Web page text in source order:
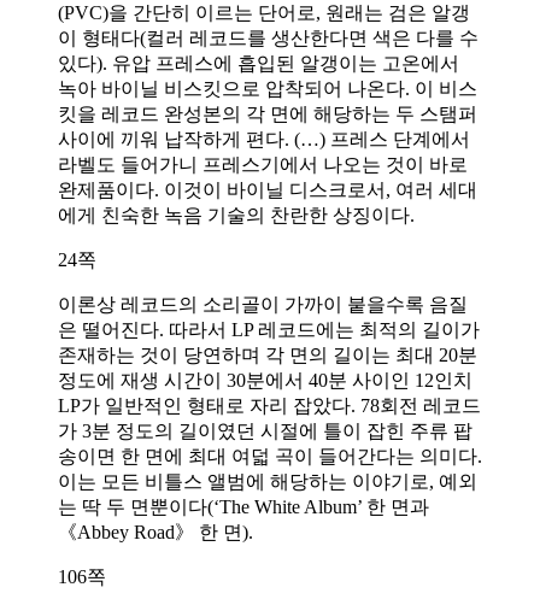
(PVC)을 간단히 이르는 단어로, 원래는 검은 알갱
이 형태다(컬러 레코드를 생산한다면 색은 다를 수
있다). 유압 프레스에 흡입된 알갱이는 고온에서
녹아 바이닐 비스킷으로 압착되어 나온다. 이 비스
킷을 레코드 완성본의 각 면에 해당하는 두 스탬퍼
사이에 끼워 납작하게 편다. (…) 프레스 단계에서
라벨도 들어가니 프레스기에서 나오는 것이 바로
완제품이다. 이것이 바이닐 디스크로서, 여러 세대
에게 친숙한 녹음 기술의 찬란한 상징이다.
24쪽
이론상 레코드의 소리골이 가까이 붙을수록 음질
은 떨어진다. 따라서 LP 레코드에는 최적의 길이가
존재하는 것이 당연하며 각 면의 길이는 최대 20분
정도에 재생 시간이 30분에서 40분 사이인 12인치
LP가 일반적인 형태로 자리 잡았다. 78회전 레코드
가 3분 정도의 길이였던 시절에 틀이 잡힌 주류 팝
송이면 한 면에 최대 여덟 곡이 들어간다는 의미다.
이는 모든 비틀스 앨범에 해당하는 이야기로, 예외
는 딱 두 면뿐이다(‘The White Album’ 한 면과
《Abbey Road》 한 면).
106쪽